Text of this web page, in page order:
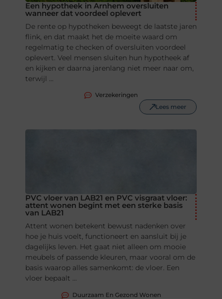
Een hypotheek in Arnhem oversluiten
wanneer dat voordeel oplevert
De rente op hypotheken beweegt de laatste jaren
flink, en dat maakt het de moeite waard om
regelmatig te checken of oversluiten voordeel
oplevert. Veel mensen sluiten hun hypotheek af
en kijken er daarna jarenlang niet meer naar om,
terwijl ...
Verzekeringen
Lees meer
PVC vloer van LAB21 en PVC visgraat vloer:
attent wonen begint met een sterke basis
van LAB21
Attent wonen betekent bewust nadenken over
hoe je huis voelt, functioneert en aansluit bij je
dagelijks leven. Het gaat niet alleen om mooie
meubels of passende kleuren, maar vooral om de
basis waarop alles samenkomt: de vloer. Een
vloer bepaalt ...
Duurzaam En Gezond Wonen